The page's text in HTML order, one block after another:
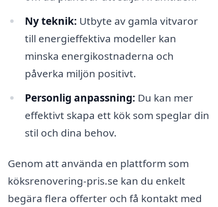
Ny teknik: Utbyte av gamla vitvaror
till energieffektiva modeller kan
minska energikostnaderna och
påverka miljön positivt.
Personlig anpassning: Du kan mer
effektivt skapa ett kök som speglar din
stil och dina behov.
Genom att använda en plattform som
köksrenovering-pris.se kan du enkelt
begära flera offerter och få kontakt med